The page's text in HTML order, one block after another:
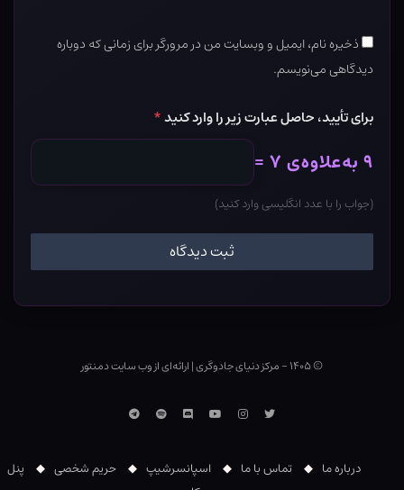
ذخیره نام، ایمیل و وبسایت من در مرورگر برای زمانی که دوباره
دیدگاهی می‌نویسم.
برای تأیید، حاصل عبارت زیر را وارد کنید*
۹ به‌علاوه‌ی ۷ =
(جواب را با عدد انگلیسی وارد کنید)
© ۱۴۰۵ - مرکز دنیای جادوگری |ارائه‌ای از وب ‌سایت دمنتور
توییتراینستاگرام
یوتوبDiscordاسپاتیفایتلگرام
درباره ما تماس با ما اسپانسرشیپ حریم شخصی
پنل